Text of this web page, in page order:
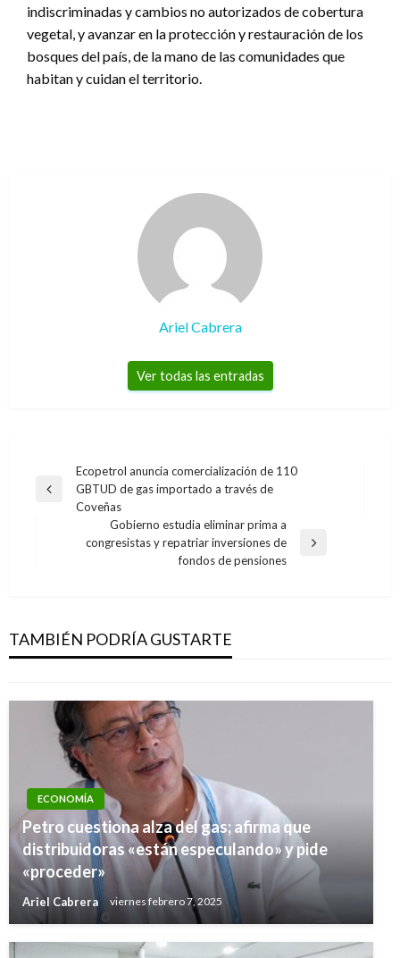
indiscriminadas y cambios no autorizados de cobertura
vegetal, y avanzar en la protección y restauración de los
bosques del país, de la mano de las comunidades que
habitan y cuidan el territorio.
Ariel Cabrera
Ver todas las entradas
Navegación
de
Entrada
Ecopetrol anuncia comercialización de 110
GBTUD de gas importado a través de
Coveñas
Entrada
Gobierno estudia eliminar prima a
congresistas y repatriar inversiones de
fondos de pensiones
TAMBIÉN PODRÍA GUSTARTE
a líderes sociales
Manuel Reyes Beltran viernes septiembre 8, 2017
ECONOMÍA
Petro cuestiona alza del gas; afirma que
distribuidoras «están especulando» y pide
«proceder»
Ariel Cabrera viernes febrero 7, 2025